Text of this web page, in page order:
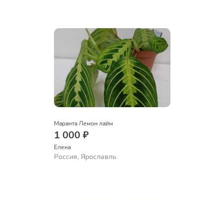
Маранта Лемон лайм
1 000 ₽
Елена
Россия, Ярославль